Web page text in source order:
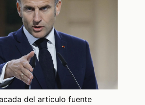
del articulo fuente